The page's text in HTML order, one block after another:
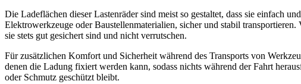
Die Ladeflächen dieser Lastenräder sind meist so gestaltet, dass sie einfach
Elektrowerkzeuge oder Baustellenmaterialien, sicher und stabil
sie stets gut gesichert sind und nicht verrutschen.
Für zusätzlichen Komfort und Sicherheit während des Transports von
denen die Ladung fixiert werden kann, sodass nichts während der Fahrt
oder Schmutz geschützt bleibt.